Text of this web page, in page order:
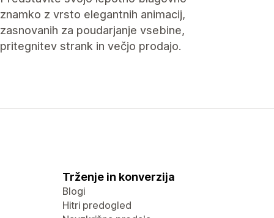
znamko z vrsto elegantnih animacij,
zasnovanih za poudarjanje vsebine,
pritegnitev strank in večjo prodajo.
Trženje in konverzija
Blogi
Hitri predogled